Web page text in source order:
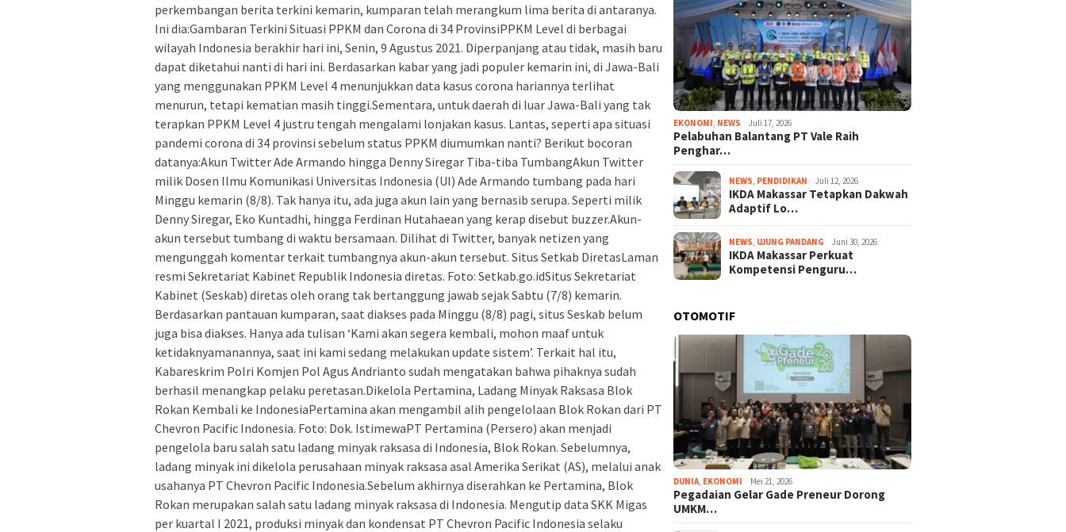
perkembangan berita terkini kemarin, kumparan telah merangkum lima berita di antaranya.
Ini dia:Gambaran Terkini Situasi PPKM dan Corona di 34 ProvinsiPPKM Level di berbagai
wilayah Indonesia berakhir hari ini, Senin, 9 Agustus 2021. Diperpanjang atau tidak, masih baru
dapat diketahui nanti di hari ini. Berdasarkan kabar yang jadi populer kemarin ini, di Jawa-Bali
yang menggunakan PPKM Level 4 menunjukkan data kasus corona hariannya terlihat
menurun, tetapi kematian masih tinggi.Sementara, untuk daerah di luar Jawa-Bali yang tak
terapkan PPKM Level 4 justru tengah mengalami lonjakan kasus. Lantas, seperti apa situasi
pandemi corona di 34 provinsi sebelum status PPKM diumumkan nanti? Berikut bocoran
datanya:Akun Twitter Ade Armando hingga Denny Siregar Tiba-tiba TumbangAkun Twitter
milik Dosen Ilmu Komunikasi Universitas Indonesia (UI) Ade Armando tumbang pada hari
Minggu kemarin (8/8). Tak hanya itu, ada juga akun lain yang bernasib serupa. Seperti milik
Denny Siregar, Eko Kuntadhi, hingga Ferdinan Hutahaean yang kerap disebut buzzer.Akun-
akun tersebut tumbang di waktu bersamaan. Dilihat di Twitter, banyak netizen yang
mengunggah komentar terkait tumbangnya akun-akun tersebut. Situs Setkab DiretasLaman
resmi Sekretariat Kabinet Republik Indonesia diretas. Foto: Setkab.go.idSitus Sekretariat
Kabinet (Seskab) diretas oleh orang tak bertanggung jawab sejak Sabtu (7/8) kemarin.
Berdasarkan pantauan kumparan, saat diakses pada Minggu (8/8) pagi, situs Seskab belum
juga bisa diakses. Hanya ada tulisan ‘Kami akan segera kembali, mohon maaf untuk
ketidaknyamanannya, saat ini kami sedang melakukan update sistem’. Terkait hal itu,
Kabareskrim Polri Komjen Pol Agus Andrianto sudah mengatakan bahwa pihaknya sudah
berhasil menangkap pelaku peretasan.Dikelola Pertamina, Ladang Minyak Raksasa Blok
Rokan Kembali ke IndonesiaPertamina akan mengambil alih pengelolaan Blok Rokan dari PT
Chevron Pacific Indonesia. Foto: Dok. IstimewaPT Pertamina (Persero) akan menjadi
pengelola baru salah satu ladang minyak raksasa di Indonesia, Blok Rokan. Sebelumnya,
ladang minyak ini dikelola perusahaan minyak raksasa asal Amerika Serikat (AS), melalui anak
usahanya PT Chevron Pacific Indonesia.Sebelum akhirnya diserahkan ke Pertamina, Blok
Rokan merupakan salah satu ladang minyak raksasa di Indonesia. Mengutip data SKK Migas
per kuartal I 2021, produksi minyak dan kondensat PT Chevron Pacific Indonesia selaku
EKONOMI, NEWS Juli 17, 2026
Pelabuhan Balantang PT Vale Raih
Penghar…
NEWS, PENDIDIKAN Juli 12, 2026
IKDA Makassar Tetapkan Dakwah
Adaptif Lo…
NEWS, UJUNG PANDANG Juni 30, 2026
IKDA Makassar Perkuat
Kompetensi Penguru…
OTOMOTIF
DUNIA, EKONOMI Mei 21, 2026
Pegadaian Gelar Gade Preneur Dorong
UMKM…